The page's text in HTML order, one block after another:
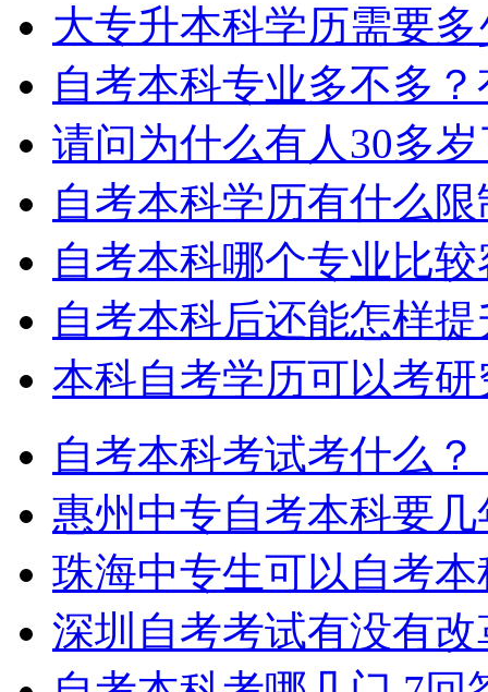
大专升本科学历需要
自考本科专业多不多
请问为什么有人30多
自考本科学历有什么
自考本科哪个专业比
自考本科后还能怎样
本科自考学历可以考
自考本科考试考什么？
惠州中专自考本科要几
珠海中专生可以自考
深圳自考考试有没有